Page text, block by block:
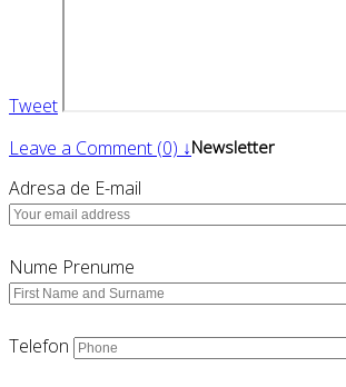
Tweet
Leave a Comment (0) ↓Newsletter
Adresa de E-mail
Nume Prenume
Telefon